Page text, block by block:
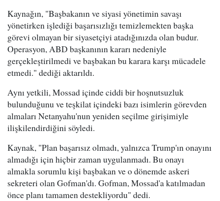
Kaynağın, "Başbakanın ve siyasi yönetimin savaşı
yönetirken işlediği başarısızlığı temizlemekten başka
görevi olmayan bir siyasetçiyi atadığınızda olan budur.
Operasyon, ABD başkanının kararı nedeniyle
gerçekleştirilmedi ve başbakan bu karara karşı mücadele
etmedi." dediği aktarıldı.
Aynı yetkili, Mossad içinde ciddi bir hoşnutsuzluk
bulunduğunu ve teşkilat içindeki bazı isimlerin görevden
almaları Netanyahu'nun yeniden seçilme girişimiyle
ilişkilendirdiğini söyledi.
Kaynak, "Plan başarısız olmadı, yalnızca Trump'ın onayını
almadığı için hiçbir zaman uygulanmadı. Bu onayı
almakla sorumlu kişi başbakan ve o dönemde askeri
sekreteri olan Gofman'dı. Gofman, Mossad'a katılmadan
önce planı tamamen destekliyordu" dedi.